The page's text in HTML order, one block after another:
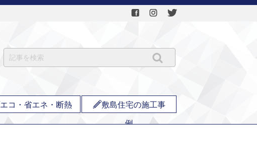
エコ・省エネ・断熱 敷島住宅の施工事
例